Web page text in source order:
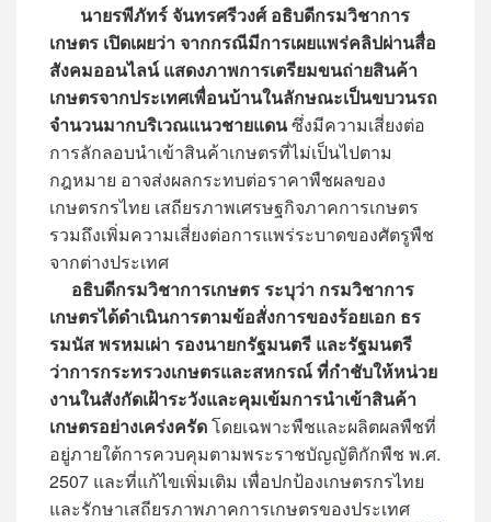
นายรพีภัทร์ จันทรศรีวงศ์ อธิบดีกรมวิชาการ
เกษตร เปิดเผยว่า จากกรณีมีการเผยแพร่คลิปผ่านสื่อ
สังคมออนไลน์ แสดงภาพการเตรียมขนถ่ายสินค้า
เกษตรจากประเทศเพื่อนบ้านในลักษณะเป็นขบวนรถ
จำนวนมากบริเวณแนวชายแดนซึ่งมีความเสี่ยงต่อ
การลักลอบนำเข้าสินค้าเกษตรที่ไม่เป็นไปตาม
กฎหมาย อาจส่งผลกระทบต่อราคาพืชผลของ
เกษตรกรไทย เสถียรภาพเศรษฐกิจภาคการเกษตร
รวมถึงเพิ่มความเสี่ยงต่อการแพร่ระบาดของศัตรูพืช
จากต่างประเทศ
อธิบดีกรมวิชาการเกษตร ระบุว่า กรมวิชาการ
เกษตรได้ดำเนินการตามข้อสั่งการของร้อยเอก ธร
รมนัส พรหมเผ่า รองนายกรัฐมนตรี และรัฐมนตรี
ว่าการกระทรวงเกษตรและสหกรณ์ ที่กำชับให้หน่วย
งานในสังกัดเฝ้าระวังและคุมเข้มการนำเข้าสินค้า
เกษตรอย่างเคร่งครัดโดยเฉพาะพืชและผลิตผลพืชที่
อยู่ภายใต้การควบคุมตามพระราชบัญญัติกักพืช พ.ศ.
2507 และที่แก้ไขเพิ่มเติม เพื่อปกป้องเกษตรกรไทย
และรักษาเสถียรภาพภาคการเกษตรของประเทศ